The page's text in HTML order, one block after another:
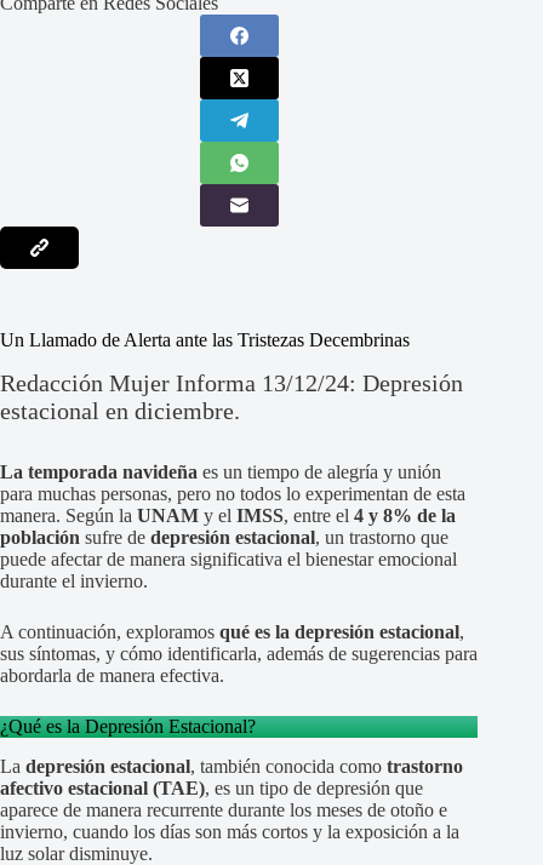
Un Llamado de Alerta ante las Tristezas Decembrinas
Redacción Mujer Informa 13/12/24: Depresión
estacional en diciembre.
La temporada navideña es un tiempo de alegría y unión
para muchas personas, pero no todos lo experimentan de esta
manera. Según la UNAM y el IMSS, entre el 4 y 8% de la
población sufre de depresión estacional, un trastorno que
puede afectar de manera significativa el bienestar emocional
durante el invierno.
A continuación, exploramos qué es la depresión estacional,
sus síntomas, y cómo identificarla, además de sugerencias para
abordarla de manera efectiva.
¿Qué es la Depresión Estacional?
La depresión estacional, también conocida como trastorno
afectivo estacional (TAE), es un tipo de depresión que
aparece de manera recurrente durante los meses de otoño e
invierno, cuando los días son más cortos y la exposición a la
luz solar disminuye.